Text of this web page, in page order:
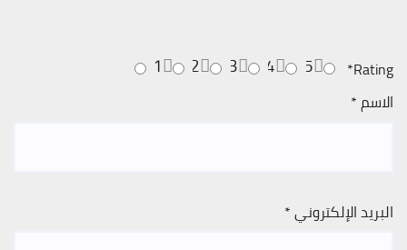
Rating
*
5
4
3
2
1
الاسم*
البريد الإلكتروني*